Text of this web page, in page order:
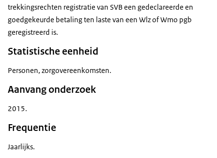
trekkingsrechten registratie van SVB een gedeclareerde en
goedgekeurde betaling ten laste van een Wlz of Wmo pgb
geregistreerd is.
Statistische eenheid
Personen, zorgovereenkomsten.
Aanvang onderzoek
2015.
Frequentie
Jaarlijks.